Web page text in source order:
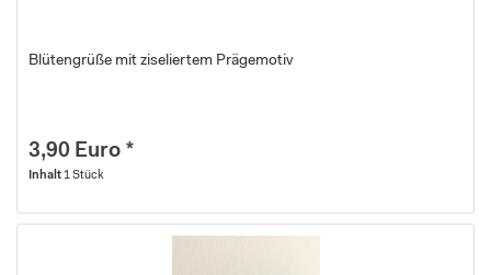
Blütengrüße mit ziseliertem Prägemotiv
3,90 Euro *
Inhalt 1 Stück